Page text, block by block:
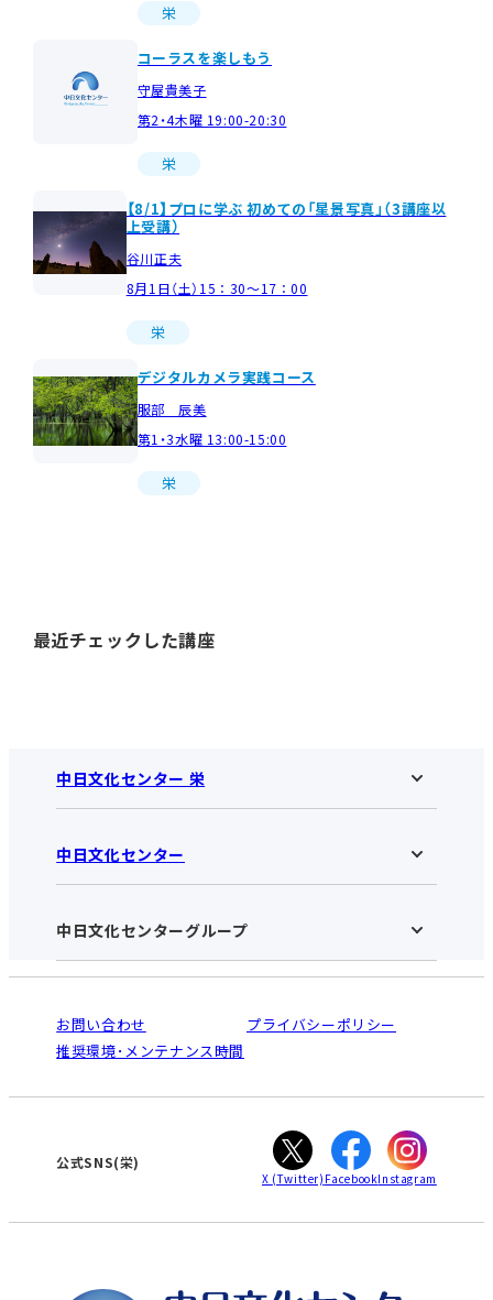
栄
コーラスを楽しもう
守屋貴美子
第2・4木曜 19:00-20:30
栄
【8/1】プロに学ぶ 初めての「星景写真」（3講座以
上受講）
谷川正夫
8月1日（土）15：30～17：00
栄
デジタルカメラ実践コース
服部 辰美
第1・3水曜 13:00-15:00
栄
最近チェックした講座
中日文化センター 栄
中日文化センター 栄HOME
お知らせ
アクセス･営業時間
お申し込みの流れ
入会と受講のご案内
中日文化センター
中日文化センターHOME
中日文化センターとは
受講規約・会員特典
ご利用ガイド
オンライン講座受講の手順
WEBサイトのよくある質問
中日文化センターグループ
南大高
犬山
高蔵寺
大垣
津
お問い合わせ
プライバシーポリシー
推奨環境･メンテナンス時間
公式SNS(栄)
X (Twitter) FacebookInstagram